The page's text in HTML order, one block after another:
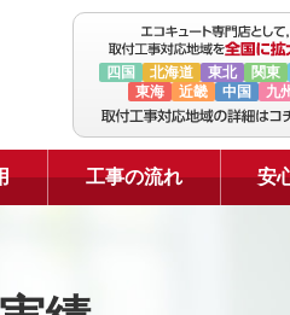
四国 北海道 東北 関東
東海
近畿 中国 九
工事の流れ 安